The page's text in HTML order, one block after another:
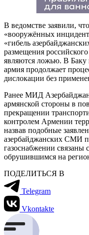
В ведомстве заявили,
«вооружённых
«гибель
размещения
являются ложью. В Баку
армия продолжает
дислокации без
Ранее МИД
армянской стороны в
прекращении
контролем Армении
назвав подобные
азербайджанских СМИ
газоснабжении связаны
обрушившимся на
ПОДЕЛИТЬСЯ В
Telegram
Vkontakte